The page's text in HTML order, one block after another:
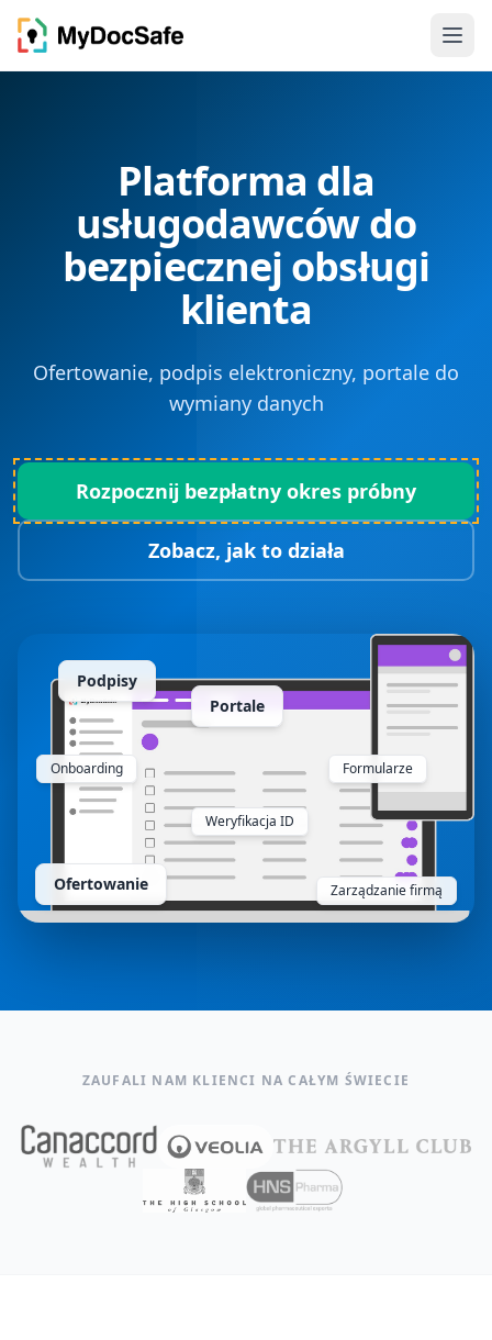
Platforma dla
usługodawców do
bezpiecznej obsługi
klienta
Ofertowanie, podpis elektroniczny, portale do
wymiany danych
Rozpocznij bezpłatny okres próbny
Zobacz, jak to działa
Podpisy
Portale
Ofertowanie Zarządzanie firmą
Onboarding
Weryfikacja ID
Formularze
ZAUFALI NAM KLIENCI NA CAŁYM ŚWIECIE